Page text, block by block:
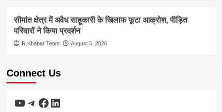
सीमांत क्षेत्र में अवैध साहूकारी के खिलाफ फूटा आक्रोश, पीड़ित
परिवारों ने किया प्रदर्शन
R.Khabar Team August 5, 2026
Connect Us
YouTube
Telegram
Facebook
LinkedIn